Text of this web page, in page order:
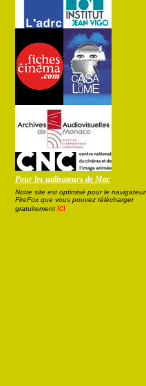
Pour les utilisateurs de Mac
Notre site est optimisé pour le navigateur
FireFox que vous pouvez télécharger
gratuitement ici